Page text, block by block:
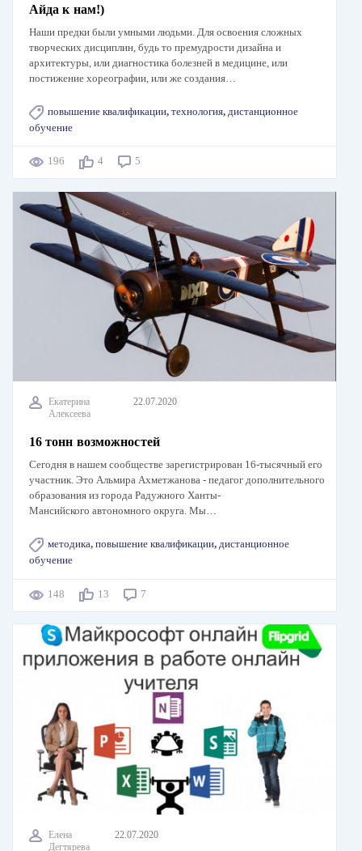
Айда к нам!)
Наши предки были умными людьми. Для освоения сложных
творческих дисциплин, будь то премудрости дизайна и
архитектуры, или диагностика болезней в медицине, или
постижение хореографии, или же создания…
повышение квалификации, технология, дистанционное
обучение
196 4 5
Екатерина
Алексеева
22.07.2020
16 тонн возможностей
Сегодня в нашем сообществе зарегистрирован 16-тысячный его
участник. Это Альмира Ахметжанова - педагог дополнительного
образования из города Радужного Ханты-
Мансийского автономного округа. Мы…
методика, повышение квалификации, дистанционное
обучение
148 13 7
Елена
Дегтярева
22.07.2020